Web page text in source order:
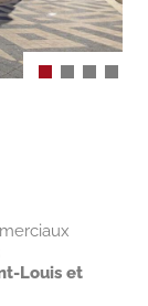
Louis et